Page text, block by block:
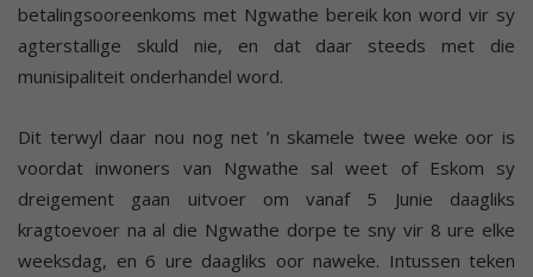
betalingsooreenkoms met Ngwathe bereik kon word vir sy
agterstallige skuld nie, en dat daar steeds met die
munisipaliteit onderhandel word.
Dit terwyl daar nou nog net ’n skamele twee weke oor is
voordat inwoners van Ngwathe sal weet of Eskom sy
dreigement gaan uitvoer om vanaf 5 Junie daagliks
kragtoevoer na al die Ngwathe dorpe te sny vir 8 ure elke
weeksdag, en 6 ure daagliks oor naweke. Intussen teken